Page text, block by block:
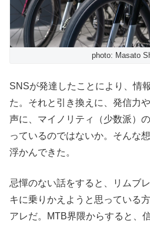
photo: Masato
SNSが発達したことにより、情
た。それと引き換えに、発信力
声に、マイノリティ（少数派）
っているのではないか。そんな
浮かんできた。
忌憚のない話をすると、リムブ
キに乗りかえようと思っている
アレだ。MTB界隈からすると、